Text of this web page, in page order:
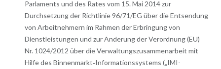
Parlaments und des Rates vom 15. Mai 2014 zur
Durchsetzung der Richtlinie 96/71/EG über die Entsendung
von Arbeitnehmern im Rahmen der Erbringung von
Dienstleistungen und zur Änderung der Verordnung (EU)
Nr. 1024/2012 über die Verwaltungszusammenarbeit mit
Hilfe des Binnenmarkt‑Informationssystems („IMI-